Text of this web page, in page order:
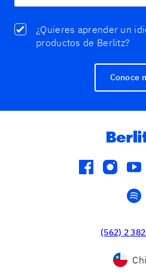
¿Quieres aprender un
productos de Berlitz?
Conoce
facebook
(562) 2